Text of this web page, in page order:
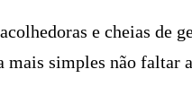
e cheias de
mais simples não faltar